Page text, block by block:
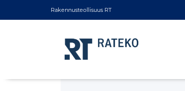
Rakennusteollisuus RT